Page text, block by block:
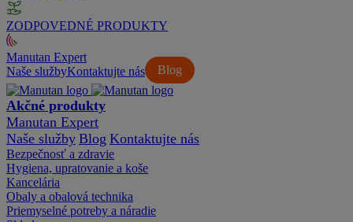
ZODPOVEDNÉ PRODUKTY
Manutan Expert
Naše služby
Blog
Kontaktujte nás
Akčné produkty
Manutan Expert
Naše služby Blog Kontaktujte nás
Bezpečnosť a zdravie
Hygiena, upratovanie a koše
Kancelária
Obaly a obalová technika
Priemyselné potreby a náradie